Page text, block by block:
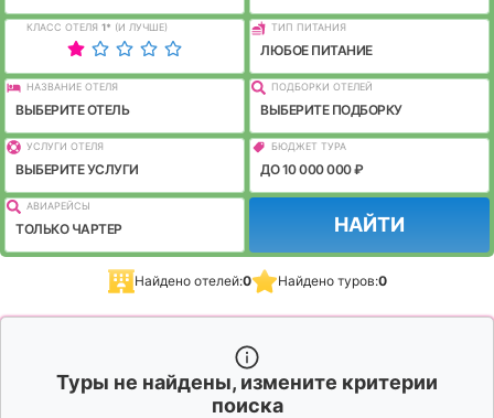
КЛАСС ОТЕЛЯ 1* (И ЛУЧШЕ) ТИП ПИТАНИЯ
ЛЮБОЕ ПИТАНИЕ
НАЗВАНИЕ ОТЕЛЯ
ВЫБЕРИТЕ ОТЕЛЬ
ПОДБОРКИ ОТЕЛЕЙ
ВЫБЕРИТЕ ПОДБОРКУ
УСЛУГИ ОТЕЛЯ
ВЫБЕРИТЕ УСЛУГИ
БЮДЖЕТ ТУРА
ДО 10 000 000 ₽
АВИАРЕЙСЫ
ТОЛЬКО ЧАРТЕР НАЙТИ
Найдено отелей:0 Найдено туров:0
Туры не найдены, измените критерии
поиска